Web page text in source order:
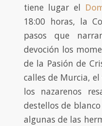
tiene lugar el
18:00 horas, la
pasos que
devoción los
de la Pasión de
calles de Murcia,
los nazarenos
destellos de
algunas de las